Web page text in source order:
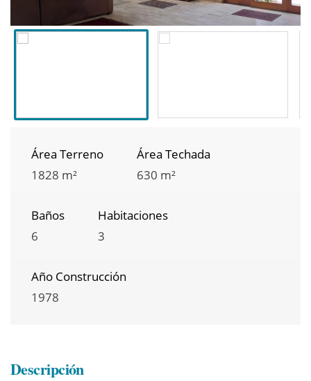
Área Terreno
1828 m²
Área Techada
630 m²
Baños
6
Habitaciones
3
Año Construcción
1978
Descripción